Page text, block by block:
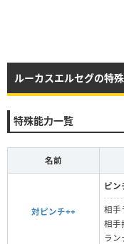
ルーカスエルセグの特
特殊能力一覧
名前
対ピンチ++
ピン
相手
相手
ラン